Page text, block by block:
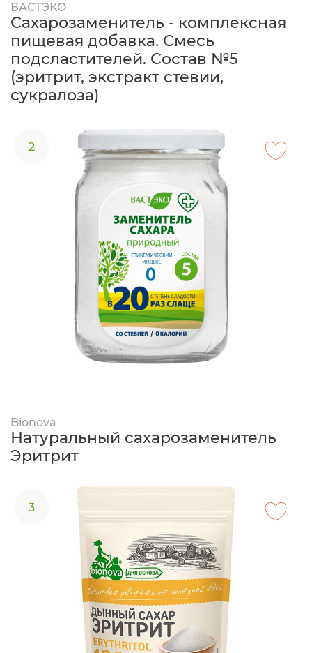
ВАСТЭКО
Сахарозаменитель - комплексная
пищевая добавка. Смесь
подсластителей. Состав №5
(эритрит, экстракт стевии,
сукралоза)
2
Bionova
Натуральный сахарозаменитель
Эритрит
3